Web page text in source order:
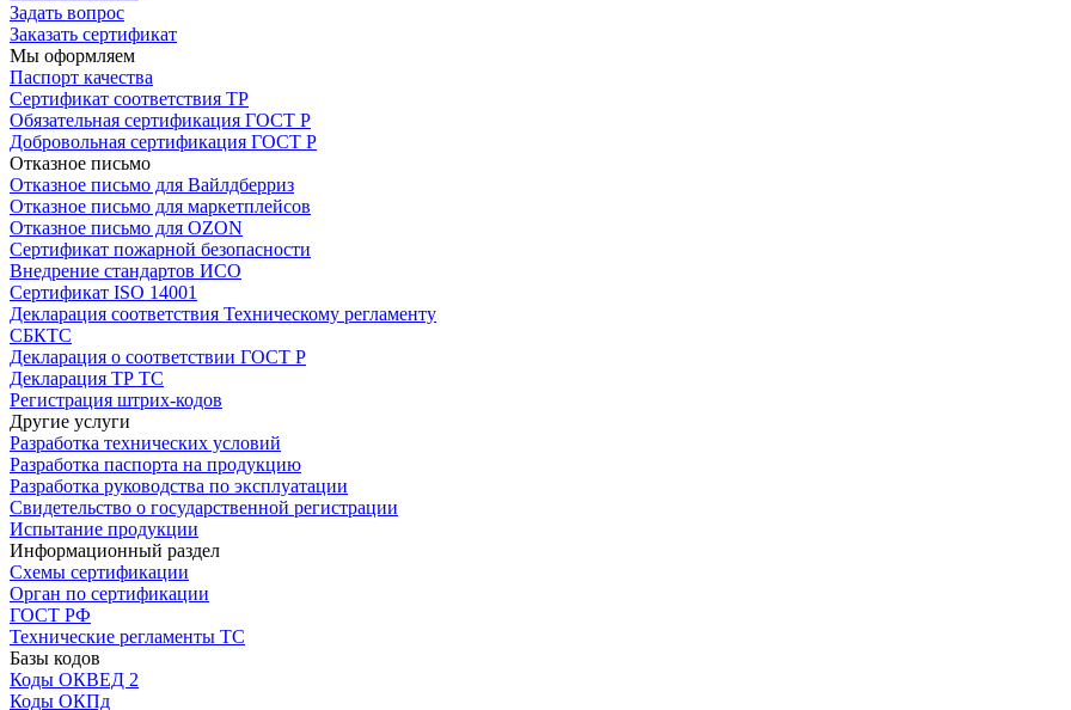
Задать вопрос
Заказать сертификат
Мы оформляем
Паспорт качества
Сертификат соответствия ТР
Обязательная сертификация ГОСТ Р
Добровольная сертификация ГОСТ Р
Отказное письмо
Отказное письмо для Вайлдберриз
Отказное письмо для маркетплейсов
Отказное письмо для OZON
Сертификат пожарной безопасности
Внедрение стандартов ИСО
Сертификат ISO 14001
Декларация соответствия Техническому регламенту
СБКТС
Декларация о соответствии ГОСТ Р
Декларация ТР ТС
Регистрация штрих-кодов
Другие услуги
Разработка технических условий
Разработка паспорта на продукцию
Разработка руководства по эксплуатации
Свидетельство о государственной регистрации
Испытание продукции
Информационный раздел
Схемы сертификации
Орган по сертификации
ГОСТ РФ
Технические регламенты ТС
Базы кодов
Коды ОКВЕД 2
Коды ОКПд